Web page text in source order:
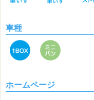
車種
ホームページ